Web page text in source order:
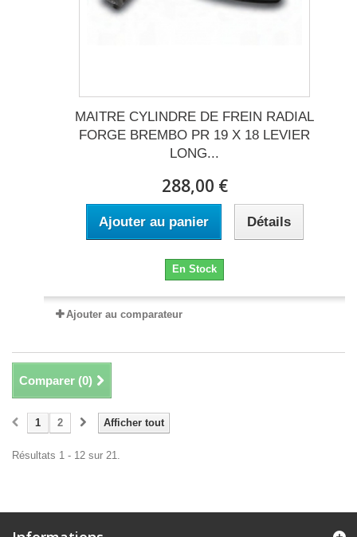
MAITRE CYLINDRE DE FREIN RADIAL
FORGE BREMBO PR 19 X 18 LEVIER
LONG...
288,00 €
Ajouter au panier Détails
En Stock
Ajouter au comparateur
Comparer (0)
Afficher tout
1 2
Résultats 1 - 12 sur 21.